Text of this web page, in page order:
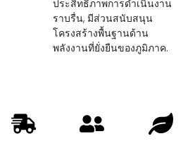
ประสิทธิภาพการดำเนินงาน
ราบรื่น, มีส่วนสนับสนุน
โครงสร้างพื้นฐานด้าน
พลังงานที่ยั่งยืนของภูมิภาค.